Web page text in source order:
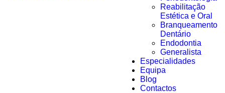
Reabilitação
Estética e Oral
Branqueamento
Dentário
Endodontia
Generalista
Especialidades
Equipa
Blog
Contactos